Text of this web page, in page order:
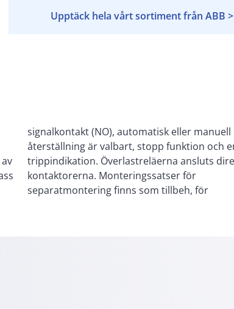
Upptäck hela vårt sortiment från ABB >
separatmontering finns som tillbeh, för